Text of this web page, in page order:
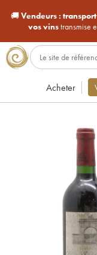
🚚Vendeurs :
vos vinstransmise
Acheter